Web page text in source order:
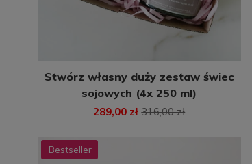
Stwórz własny duży zestaw świec
sojowych (4x 250 ml)
289,00 zł 316,00 zł